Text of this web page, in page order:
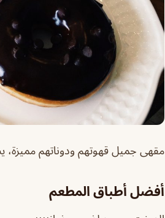
مقهى جميل قهوتهم ودوناتهم مميزة،
أفضل أطباق المطعم